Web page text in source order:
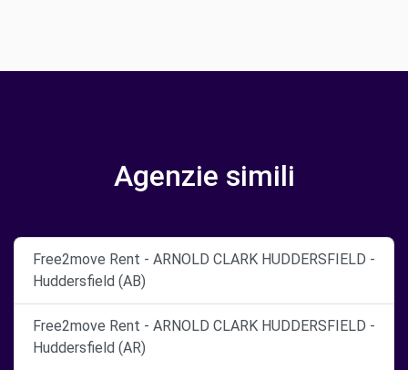
Agenzie simili
Free2move Rent - ARNOLD CLARK HUDDERSFIELD -
Huddersfield (AB)
Free2move Rent - ARNOLD CLARK HUDDERSFIELD -
Huddersfield (AR)